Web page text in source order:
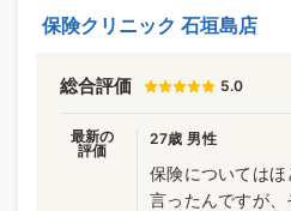
保険クリニック 石垣島店
総合評価 5.0
最新の
評価
27歳 男性
保険については
言ったんですが